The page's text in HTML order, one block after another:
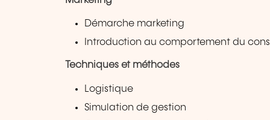
Démarche marketing
Introduction au comportement du
Techniques et méthodes
Logistique
Simulation de gestion